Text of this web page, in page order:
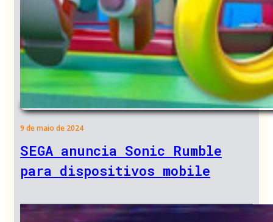
9 de maio de 2024
SEGA anuncia Sonic Rumble
para dispositivos mobile